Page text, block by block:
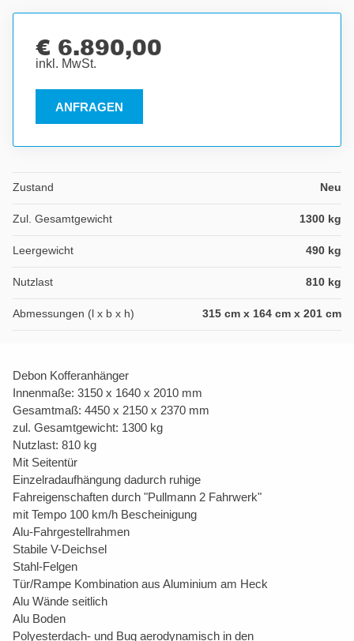
ANFRAGEN
€ 6.890,00
inkl. MwSt.
Zustand Neu
Zul. Gesamtgewicht 1300 kg
Leergewicht 490 kg
Nutzlast 810 kg
Abmessungen (l x b x h) 315 cm x 164 cm x 201 cm
Debon Kofferanhänger
Innenmaße: 3150 x 1640 x 2010 mm
Gesamtmaß: 4450 x 2150 x 2370 mm
zul. Gesamtgewicht: 1300 kg
Nutzlast: 810 kg
Mit Seitentür
Einzelradaufhängung dadurch ruhige
Fahreigenschaften durch "Pullmann 2 Fahrwerk"
mit Tempo 100 km/h Bescheinigung
Alu-Fahrgestellrahmen
Stabile V-Deichsel
Stahl-Felgen
Tür/Rampe Kombination aus Aluminium am Heck
Alu Wände seitlich
Alu Boden
Polyesterdach- und Bug aerodynamisch in den